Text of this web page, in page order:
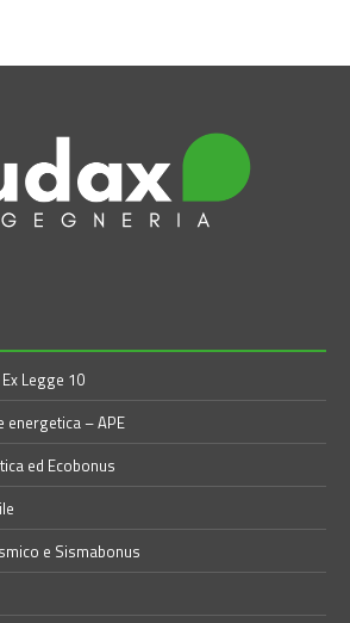
Legge 10
– APE
ed Ecobonus
e Sismabonus